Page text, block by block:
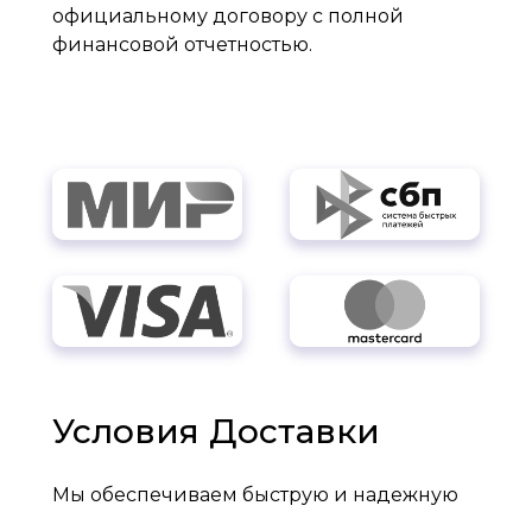
официальному договору с полной
финансовой отчетностью.
Условия Доставки
Мы обеспечиваем быструю и надежную